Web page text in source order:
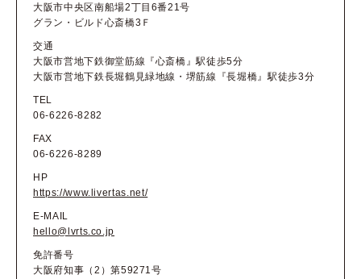
大阪市中央区南船場2丁目6番21号
グラン・ビルド心斎橋3Ｆ
交通
大阪市営地下鉄御堂筋線『心斎橋』駅徒歩5分
大阪市営地下鉄長堀鶴見緑地線・堺筋線『長堀橋』駅徒歩3分
TEL
06-6226-8282
FAX
06-6226-8289
HP
https://www.livertas.net/
E-MAIL
hello@lvrts.co.jp
免許番号
大阪府知事（2）第59271号